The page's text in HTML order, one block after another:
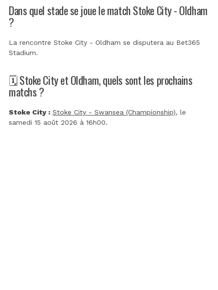
Dans quel stade se joue le match Stoke City - Oldham
?
La rencontre Stoke City - Oldham se disputera au Bet365
Stadium.
🗓️ Stoke City et Oldham, quels sont les prochains
matchs ?
Stoke City : Stoke City - Swansea (Championship), le
samedi 15 août 2026 à 16h00.